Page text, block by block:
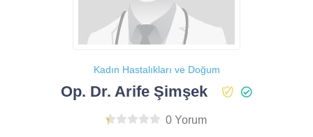
Kadın Hastalıkları ve Doğum
Op. Dr. Arife Şimşek
0 Yorum